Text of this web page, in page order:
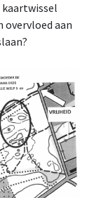
kaartwissel
overvloed aan